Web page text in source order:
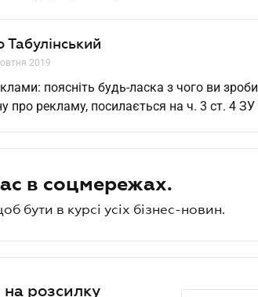
2019
поясніть будь-ласка з чого ви
про рекламу, посилається на ч. 3 ст. 4 ЗУ
в соцмережах.
бути в курсі усіх бізнес-новин.
на розсилку